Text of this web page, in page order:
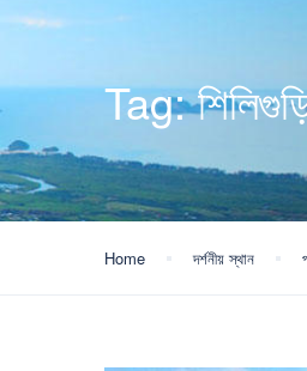
Tag:
Home দর্শনীয় স্থান